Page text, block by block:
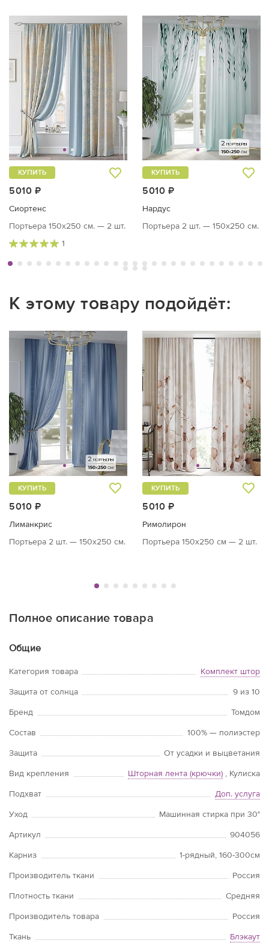
5010 ₽
КУПИТЬ
Сиортенс
Портьера 150х250 см. — 2 шт.
1
5010 ₽
КУПИТЬ
Нардус
Портьера 2 шт. — 150х250 см.
К этому товару подойдёт:
5010 ₽
КУПИТЬ
Лиманкрис
Портьера 2 шт. — 150х250 см.
5010 ₽
КУПИТЬ
Римолирон
Портьера 150х250 см — 2 шт.
Полное описание товара
Общие
Категория товара
Комплект штор
Защита от солнца
9 из 10
Бренд
Томдом
Состав
100% — полиэстер
Защита
От усадки и выцветания
Вид крепления
Шторная лента (крючки) , Кулиска
Подхват
Доп. услуга
Уход
Машинная стирка при 30°
Артикул
904056
Карниз
1-рядный, 160-300см
Производитель ткани
Россия
Плотность ткани
Средняя
Производитель товара
Россия
Ткань
Блэкаут